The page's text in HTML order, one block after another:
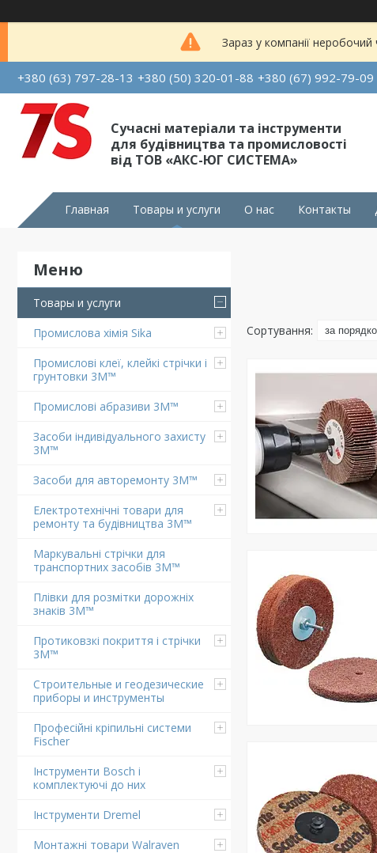
Зараз у компанії
+380 (63) 797-28-13 +380 (50) 320-01-88 +380 (67) 992-79-09
Сучасні матеріали та інструменти
для будівництва та промисловості
від ТОВ «АКС-ЮГ СИСТЕМА»
Главная Товары и услуги О нас Контакты
Товары и услуги
Промислова хімія Sika
Промислові клеї, клейкі стрічки і
грунтовки 3M™
Промислові абразиви 3M™
Засоби індивідуального захисту
3M™
Засоби для авторемонту 3M™
Електротехнічні товари для
ремонту та будівництва 3M™
Маркувальні стрічки для
транспортних засобів 3M™
Плівки для розмітки дорожніх
знаків 3M™
Протиковзкі покриття і стрічки
3M™
Строительные и геодезические
приборы и инструменты
Професійні кріпильні системи
Fischer
Інструменти Bosch і
комплектуючі до них
Інструменти Dremel
Монтажні товари Walraven